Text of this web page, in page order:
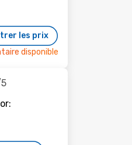
les prix
disponible